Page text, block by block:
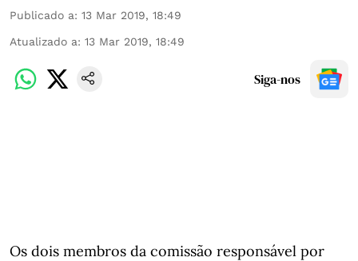
Publicado a: 13 Mar 2019, 18:49
Atualizado a: 13 Mar 2019, 18:49
Siga-nos
Os dois membros da comissão responsável por